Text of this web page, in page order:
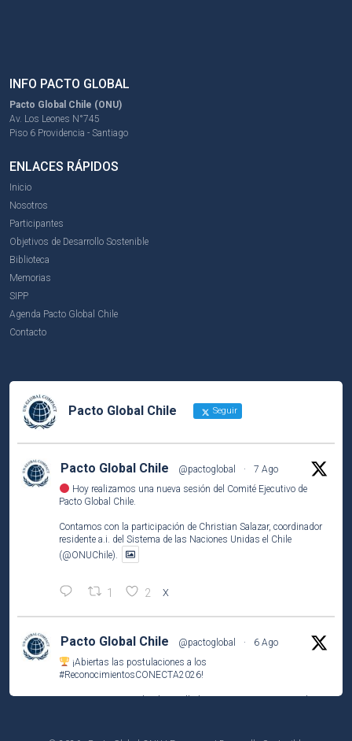
INFO PACTO GLOBAL
Pacto Global Chile (ONU)
Av. Los Leones N°745
Piso 6 Providencia - Santiago
ENLACES RÁPIDOS
Inicio
Nosotros
Participantes
Objetivos de Desarrollo Sostenible
Biblioteca
Memorias
SIPP
Agenda Pacto Global Chile
Contacto
Pacto Global Chile Seguir
Pacto Global Chile @pactoglobal ·
7 Ago
Hoy realizamos una nueva sesión del Comité Ejecutivo de
Pacto Global Chile.
Contamos con la participación de Christian Salazar, coordinador
residente a.i. del Sistema de las Naciones Unidas el Chile
(@ONUChile).
1 2 X
Pacto Global Chile @pactoglobal ·
6 Ago
¡Abiertas las postulaciones a los
#ReconocimientosCONECTA2026!